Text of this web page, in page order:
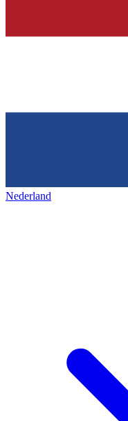
Nederland